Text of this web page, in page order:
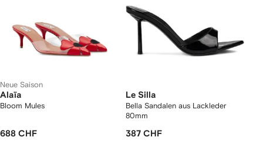
Neue Saison
Alaïa
Bloom Mules
688 CHF
Le Silla
Bella Sandalen aus Lackleder
80mm
387 CHF